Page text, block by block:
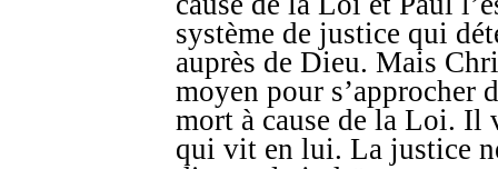
système de justice qui
auprès de Dieu. Mais
moyen pour s’approcher
mort à cause de la Loi.
qui vit en lui. La justice